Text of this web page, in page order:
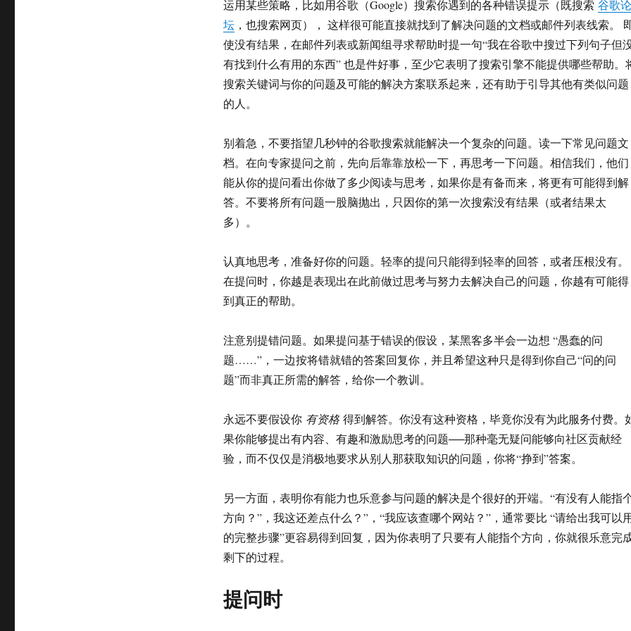
运用某些策略，比如用谷歌（Google）搜索你遇到的各种错误提示（既搜索 谷歌论
坛，也搜索网页）， 这样很可能直接就找到了解决问题的文档或邮件列表线索。
使没有结果，在邮件列表或新闻组寻求帮助时提一句“我在谷歌中搜过下列句子但
有找到什么有用的东西” 也是件好事，至少它表明了搜索引擎不能提供哪些帮助。
搜索关键词与你的问题及可能的解决方案联系起来，还有助于引导其他有类似问题
的人。
别着急，不要指望几秒钟的谷歌搜索就能解决一个复杂的问题。读一下常见问题文
档。在向专家提问之前，先向后靠靠放松一下，再思考一下问题。相信我们，他们
能从你的提问看出你做了多少阅读与思考，如果你是有备而来，将更有可能得到解
答。不要将所有问题一股脑抛出，只因你的第一次搜索没有结果（或者结果太
多）。
认真地思考，准备好你的问题。轻率的提问只能得到轻率的回答，或者压根没有。
在提问时，你越是表现出在此前做过思考与努力去解决自己的问题，你越有可能得
到真正的帮助。
注意别提错问题。如果提问基于错误的假设，某黑客多半会一边想 “愚蠢的问
题……”，一边按将错就错的答案回复你，并且希望这种只是得到你自己“问的问
题”而非真正所需的解答，给你一个教训。
永远不要假设你有资格得到解答。你没有这种资格，毕竟你没有为此服务付费。
果你能够提出有内容、有趣和激励思考的问题──那种毫无疑问能够向社区贡献经
验，而不仅仅是消极地要求从别人那获取知识的问题，你将“挣到”答案。
另一方面，表明你有能力也乐意参与问题的解决是个很好的开端。“有没有人能指
方向？”，我这还差点什么？”，“我应该查哪个网站？”，通常要比 “请给出我可以
的完整步骤”更容易得到回复，因为你表明了只要有人能指个方向，你就很乐意完
剩下的过程。
提问时